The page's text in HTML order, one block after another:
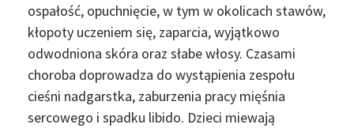
ospałość, opuchnięcie, w tym w okolicach stawów,
kłopoty uczeniem się, zaparcia, wyjątkowo
odwodniona skóra oraz słabe włosy. Czasami
choroba doprowadza do wystąpienia zespołu
cieśni nadgarstka, zaburzenia pracy mięśnia
sercowego i spadku libido. Dzieci miewają